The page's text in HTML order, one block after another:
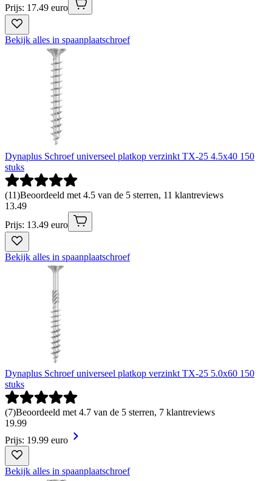
Prijs: 17.49 euro
Bekijk alles in spaanplaatschroef
Dynaplus Schroef universeel platkop verzinkt TX-25 4.5x40 150
stuks
(11)Beoordeeld met 4.5 van de 5 sterren, 11 klantreviews
13.49
Prijs: 13.49 euro
Bekijk alles in spaanplaatschroef
Dynaplus Schroef universeel platkop verzinkt TX-25 5.0x60 150
stuks
(7)Beoordeeld met 4.7 van de 5 sterren, 7 klantreviews
19.99
Prijs: 19.99 euro
Bekijk alles in spaanplaatschroef